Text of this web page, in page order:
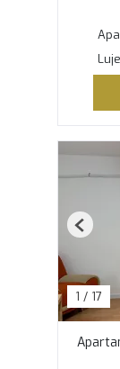
1 / 17
Previous